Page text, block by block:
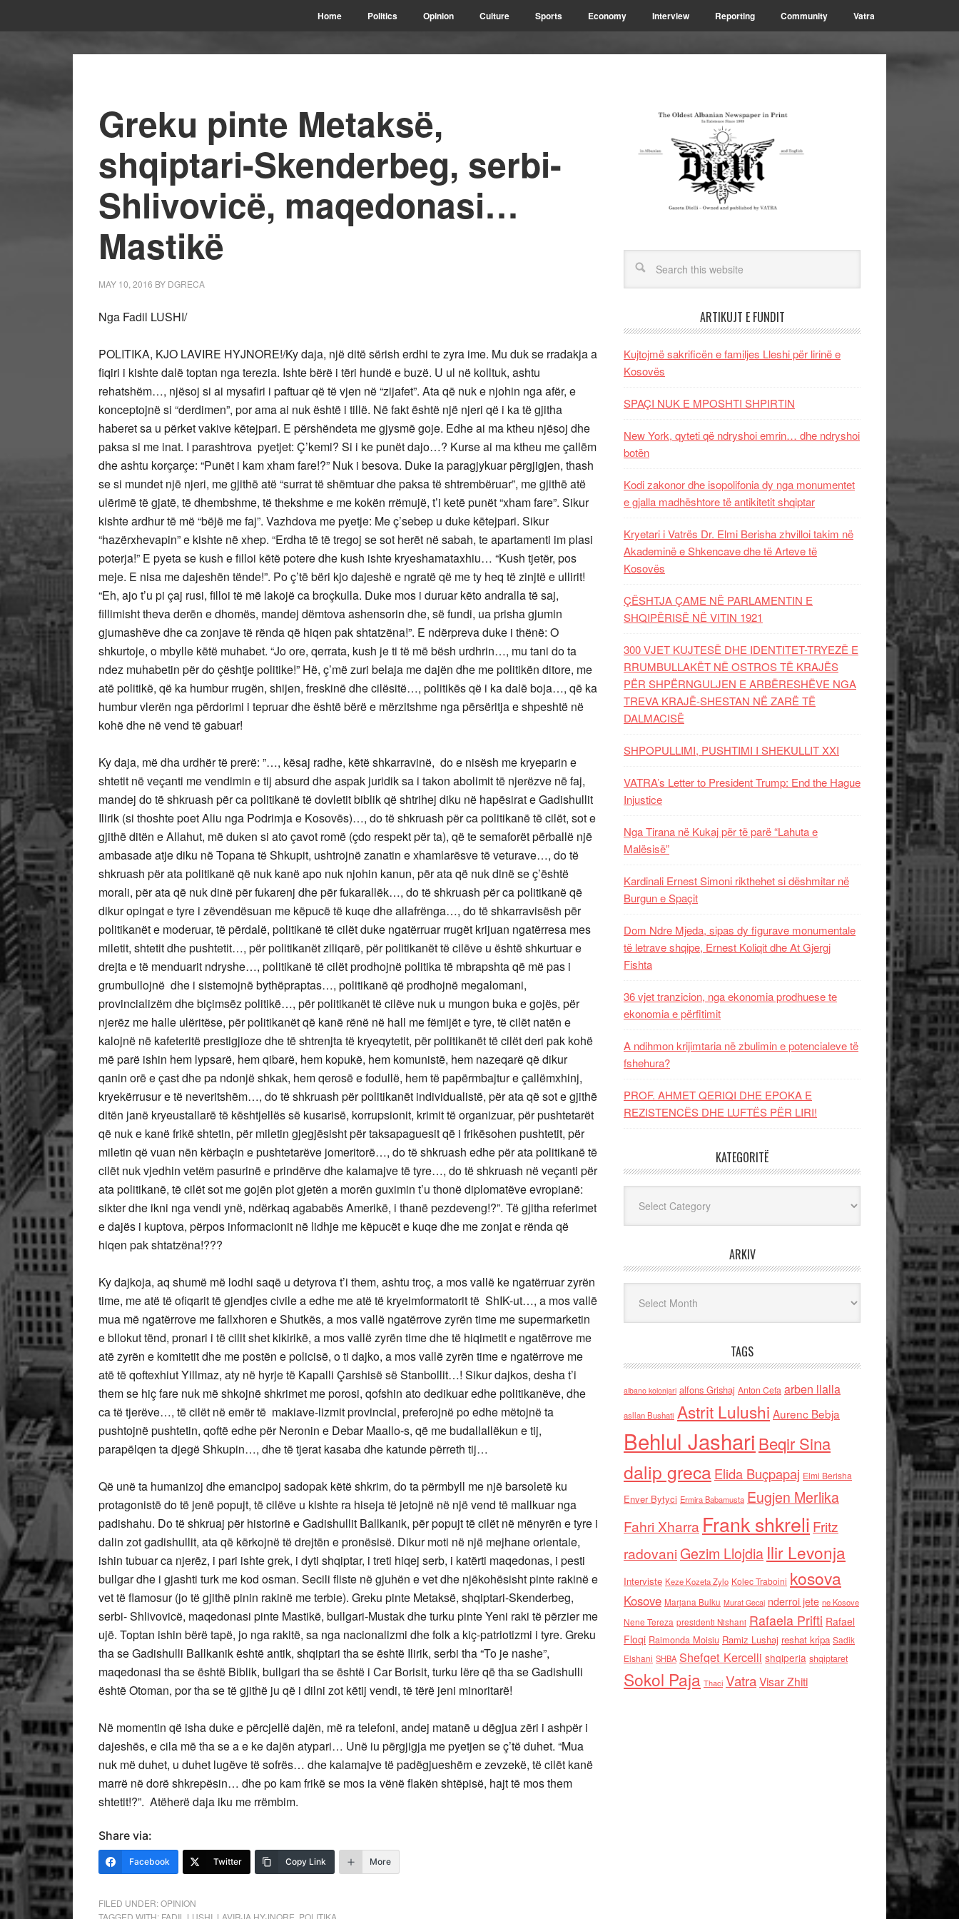
Home Politics Opinion Culture Sports Economy Interview Reporting Community Vatra
Greku pinte Metaksë,
shqiptari-Skenderbeg, serbi-
Shlivovicë, maqedonasi…
Mastikë
MAY 10, 2016 BY DGRECA
Nga Fadil LUSHI/
POLITIKA, KJO LAVIRE HYJNORE!/Ky daja, një ditë sërish erdhi te zyra ime. Mu duk se rradakja a
fiqiri i kishte dalë toptan nga terezia. Ishte bërë i tëri hundë e buzë. U ul në kolltuk, ashtu
rehatshëm…, njësoj si ai mysafiri i paftuar që të vjen në “zijafet”. Ata që nuk e njohin nga afër, e
konceptojnë si “derdimen”, por ama ai nuk është i tillë. Në fakt është një njeri që i ka të gjitha
haberet sa u përket vakive këtejpari. E përshëndeta me gjysmë goje. Edhe ai ma ktheu njësoj dhe
paksa si me inat. I parashtrova pyetjet: Ç’kemi? Si i ke punët dajo…? Kurse ai ma ktheu me çallëm
dhe ashtu korçarçe: “Punët i kam xham fare!?” Nuk i besova. Duke ia paragjykuar përgjigjen, thash
se si mundet një njeri, me gjithë atë “surrat të shëmtuar dhe paksa të shtrembëruar”, me gjithë atë
ulërimë të gjatë, të dhembshme, të thekshme e me kokën rrëmujë, t’i ketë punët “xham fare”. Sikur
kishte ardhur të më “bëjë me faj”. Vazhdova me pyetje: Me ç’sebep u duke këtejpari. Sikur
“hazërxhevapin” e kishte në xhep. “Erdha të të tregoj se sot herët në sabah, te apartamenti im plasi
poterja!” E pyeta se kush e filloi këtë potere dhe kush ishte kryeshamataxhiu… “Kush tjetër, pos
meje. E nisa me dajeshën tënde!”. Po ç’të bëri kjo dajeshë e ngratë që me ty heq të zinjtë e ullirit!
“Eh, ajo t’u pi çaj rusi, filloi të më lakojë ca broçkulla. Duke mos i duruar këto andralla të saj,
fillimisht theva derën e dhomës, mandej dëmtova ashensorin dhe, së fundi, ua prisha gjumin
gjumashëve dhe ca zonjave të rënda që hiqen pak shtatzëna!”. E ndërpreva duke i thënë: O
shkurtoje, o mbylle këtë muhabet. “Jo ore, qerrata, kush je ti të më bësh urdhrin…, mu tani do ta
ndez muhabetin për do çështje politike!” Hë, ç’më zuri belaja me dajën dhe me politikën ditore, me
atë politikë, që ka humbur rrugën, shijen, freskinë dhe cilësitë…, politikës që i ka dalë boja…, që ka
humbur vlerën nga përdorimi i tepruar dhe është bërë e mërzitshme nga përsëritja e shpeshtë në
kohë dhe në vend të gabuar!
Ky daja, më dha urdhër të prerë: ”…, kësaj radhe, këtë shkarravinë, do e nisësh me kryeparin e
shtetit në veçanti me vendimin e tij absurd dhe aspak juridik sa i takon abolimit të njerëzve në faj,
mandej do të shkruash për ca politikanë të dovletit biblik që shtrihej diku në hapësirat e Gadishullit
Ilirik (si thoshte poet Aliu nga Podrimja e Kosovës)…, do të shkruash për ca politikanë të cilët, sot e
gjithë ditën e Allahut, më duken si ato çavot romë (çdo respekt për ta), që te semaforët përballë një
ambasade atje diku në Topana të Shkupit, ushtrojnë zanatin e xhamlarësve të veturave…, do të
shkruash për ata politikanë që nuk kanë apo nuk njohin kanun, për ata që nuk dinë se ç’është
morali, për ata që nuk dinë për fukarenj dhe për fukarallëk…, do të shkruash për ca politikanë që
dikur opingat e tyre i zëvendësuan me këpucë të kuqe dhe allafrënga…, do të shkarravisësh për
politikanët e moderuar, të përdalë, politikanë të cilët duke ngatërruar rrugët krijuan ngatërresa mes
miletit, shtetit dhe pushtetit…, për politikanët ziliqarë, për politikanët të cilëve u është shkurtuar e
drejta e të menduarit ndryshe…, politikanë të cilët prodhojnë politika të mbrapshta që më pas i
grumbullojnë dhe i sistemojnë bythëpraptas…, politikanë që prodhojnë megalomani,
provincializëm dhe biçimsëz politikë…, për politikanët të cilëve nuk u mungon buka e gojës, për
njerëz me halle ulëritëse, për politikanët që kanë rënë në hall me fëmijët e tyre, të cilët natën e
kalojnë në kafeteritë prestigjioze dhe të shtrenjta të kryeqytetit, për politikanët të cilët deri pak kohë
më parë ishin hem lypsarë, hem qibarë, hem kopukë, hem komunistë, hem nazeqarë që dikur
qanin orë e çast dhe pa ndonjë shkak, hem qerosë e fodullë, hem të papërmbajtur e çallëmxhinj,
kryekërrusur e të neveritshëm…, do të shkruash për politikanët individualistë, për ata që sot e gjithë
ditën janë kryeustallarë të kështjellës së kusarisë, korrupsionit, krimit të organizuar, për pushtetarët
që nuk e kanë frikë shtetin, për miletin gjegjësisht për taksapaguesit që i frikësohen pushtetit, për
miletin që vuan nën kërbaçin e pushtetarëve jomeritorë…, do të shkruash edhe për ata politikanë të
cilët nuk vjedhin vetëm pasurinë e prindërve dhe kalamajve të tyre…, do të shkruash në veçanti për
ata politikanë, të cilët sot me gojën plot gjetën a morën guximin t’u thonë diplomatëve evropianë:
sikter dhe ikni nga vendi ynë, ndërkaq agababës Amerikë, i thanë pezdeveng!?”. Të gjitha referimet
e dajës i kuptova, përpos informacionit në lidhje me këpucët e kuqe dhe me zonjat e rënda që
hiqen pak shtatzëna!???
Ky dajkoja, aq shumë më lodhi saqë u detyrova t’i them, ashtu troç, a mos vallë ke ngatërruar zyrën
time, me atë të ofiqarit të gjendjes civile a edhe me atë të kryeimformatorit të ShIK-ut…, a mos vallë
mua më ngatërrove me fallxhoren e Shutkës, a mos vallë ngatërrove zyrën time me supermarketin
e bllokut tënd, pronari i të cilit shet kikirikë, a mos vallë zyrën time dhe të hiqimetit e ngatërrove me
atë zyrën e komitetit dhe me postën e policisë, o ti dajko, a mos vallë zyrën time e ngatërrove me
atë të qoftexhiut Yillmaz, aty në hyrje të Kapalli Çarshisë së Stanbollit…! Sikur dajkos, desha t’i
them se hiç fare nuk më shkojnë shkrimet me porosi, qofshin ato dedikuar edhe politikanëve, dhe
ca të tjerëve…, të cilët në emër të makiave-lizmit provincial, preferojnë po edhe mëtojnë ta
pushtojnë pushtetin, qoftë edhe për Neronin e Debar Maallo-s, që me budallallëkun e tij,
parapëlqen ta djegë Shkupin…, dhe të tjerat kasaba dhe katunde përreth tij…
Që unë ta humanizoj dhe emancipoj sadopak këtë shkrim, do ta përmbyll me një barsoletë ku
protagonistë do të jenë popujt, të cilëve u kishte ra hiseja të jetojnë në një vend të mallkuar nga
padishahu. Do të shkruaj për historinë e Gadishullit Ballkanik, për popujt të cilët në mënyrën e tyre i
dalin zot gadishullit, ata që kërkojnë të drejtën e pronësisë. Dikur moti në një mejhane orientale,
ishin tubuar ca njerëz, i pari ishte grek, i dyti shqiptar, i treti hiqej serb, i katërti maqedonas, i pesti
bullgar dhe i gjashti turk me kod osman. Secili fliste në gjuhën e vet dhe njëkohësisht pinte rakinë e
vet të flamosur (jo të gjithë pinin rakinë me terbie). Greku pinte Metaksë, shqiptari-Skenderbeg,
serbi- Shlivovicë, maqedonasi pinte Mastikë, bullgari-Mustak dhe turku pinte Yeni raki të përzier me
ujë. Toptan ishin bërë tapë, jo nga rakitë, sa nga nacionalizmi dhe folk a kiç-patriotizmi i tyre. Greku
tha se Gadishulli Ballkanik është antik, shqiptari tha se është Ilirik, serbi tha “To je nashe”,
maqedonasi tha se është Biblik, bullgari tha se është i Car Borisit, turku lëre që tha se Gadishulli
është Otoman, por tha se të gjithë ju që i dilni zot këtij vendi, të tërë jeni minoritarë!
Në momentin që isha duke e përcjellë dajën, më ra telefoni, andej matanë u dëgjua zëri i ashpër i
dajeshës, e cila më tha se a e ke dajën atypari… Unë iu përgjigja me pyetjen se ç’të duhet. “Mua
nuk më duhet, u duhet lugëve të sofrës… dhe kalamajve të padëgjueshëm e zevzekë, të cilët kanë
marrë në dorë shkrepësin… dhe po kam frikë se mos ia vënë flakën shtëpisë, hajt të mos them
shtetit!?”. Atëherë daja iku me rrëmbim.
Share via:
Facebook Twitter Copy Link More
FILED UNDER:OPINION
TAGGED WITH: FADIL LUSHI LAVIRJA HYJNORE POLITIKA
ARTIKUJT E FUNDIT
Kujtojmë sakrificën e familjes Lleshi për lirinë e
Kosovës
SPAÇI NUK E MPOSHTI SHPIRTIN
New York, qyteti që ndryshoi emrin… dhe ndryshoi
botën
Kodi zakonor dhe isopolifonia dy nga monumentet
e gjalla madhështore të antikitetit shqiptar
Kryetari i Vatrës Dr. Elmi Berisha zhvilloi takim në
Akademinë e Shkencave dhe të Arteve të
Kosovës
ÇËSHTJA ÇAME NË PARLAMENTIN E
SHQIPËRISË NË VITIN 1921
300 VJET KUJTESË DHE IDENTITET-TRYEZË E
RRUMBULLAKËT NË OSTROS TË KRAJËS
PËR SHPËRNGULJEN E ARBËRESHËVE NGA
TREVA KRAJË-SHESTAN NË ZARË TË
DALMACISË
SHPOPULLIMI, PUSHTIMI I SHEKULLIT XXI
VATRA’s Letter to President Trump: End the Hague
Injustice
Nga Tirana në Kukaj për të parë “Lahuta e
Malësisë”
Kardinali Ernest Simoni rikthehet si dëshmitar në
Burgun e Spaçit
Dom Ndre Mjeda, sipas dy figurave monumentale
të letrave shqipe, Ernest Koliqit dhe At Gjergj
Fishta
36 vjet tranzicion, nga ekonomia prodhuese te
ekonomia e përfitimit
A ndihmon krijimtaria në zbulimin e potencialeve të
fshehura?
PROF. AHMET QERIQI DHE EPOKA E
REZISTENCЁS DHE LUFTЁS PЁR LIRI!
KATEGORITË
ARKIV
TAGS
albano kolonjari alfons Grishaj Anton Cefa arben llalla
asllan Bushati Astrit Lulushi Aurenc Bebja
Behlul Jashari Beqir Sina
dalip grecaElida Buçpapaj Elmi Berisha
Enver Bytyci Ermira Babamusta Eugjen Merlika
Fahri Xharra Frank shkreli Fritz
radovaniGezim Llojdia Ilir Levonja
Interviste Keze Kozeta Zylo Kolec Traboini kosova
Kosove Marjana Bulku Murat Gecaj nderroi jete ne Kosove
Nene Tereza presidenti Nishani Rafaela Prifti Rafael
Floqi Raimonda Moisiu Ramiz Lushaj reshat kripa Sadik
Elshani SHBA Shefqet Kercelli shqiperia shqiptaret
Sokol Paja Thaci VatraVisar Zhiti